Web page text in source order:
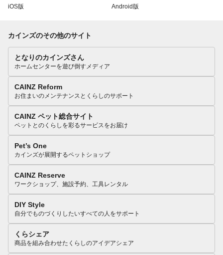
iOS版 Android版
カインズのその他のサイト
となりのカインズさん
ホームセンターを遊び倒すメディア
CAINZ Reform
お住まいのメンテナンスとくらしのサポート
CAINZ ペット総合サイト
ペットとのくらしを彩るサービスをお届け
Pet’s One
カインズが展開するペットショップ
CAINZ Reserve
ワークショップ、施設予約、工具レンタル
DIY Style
自分でものづくりしたいすべての人をサポート
くらシェア
商品を組み合わせたくらしのアイデアシェア